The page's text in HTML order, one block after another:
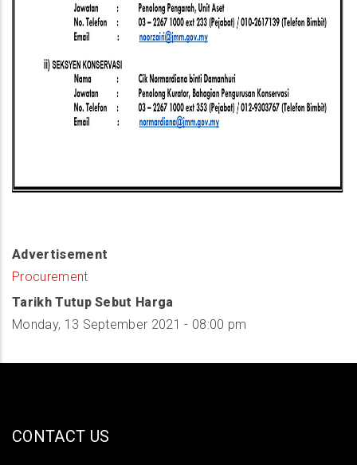
Advertisement
Procurement
Tarikh Tutup Sebut Harga
Monday, 13 September 2021 - 08:00 pm
CONTACT US